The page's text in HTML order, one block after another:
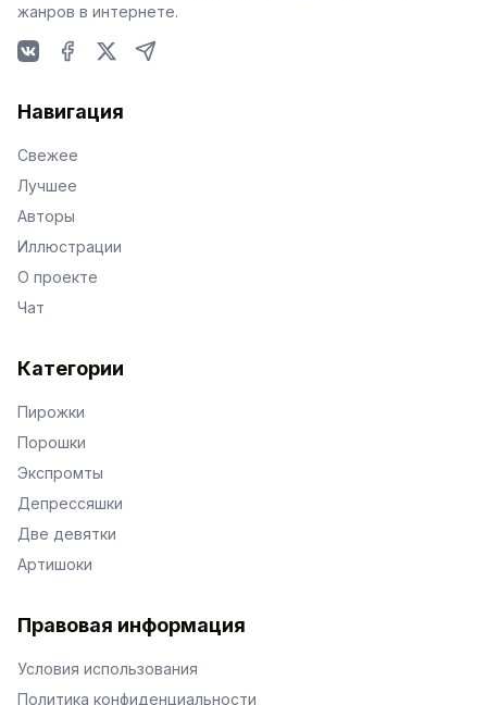
жанров в интернете.
Навигация
Свежее
Лучшее
Авторы
Иллюстрации
О проекте
Чат
Категории
Пирожки
Порошки
Экспромты
Депрессяшки
Две девятки
Артишоки
Правовая информация
Условия использования
Политика конфиденциальности